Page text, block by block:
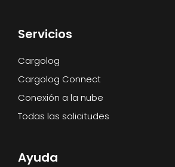
Servicios
Cargolog
Cargolog Connect
Conexión a la nube
Todas las solicitudes
Ayuda